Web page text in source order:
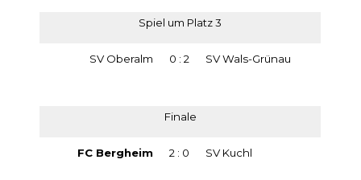
Spiel um Platz 3
SV Oberalm 0 : 2 SV Wals-Grünau
Finale
FC Bergheim 2 : 0 SV Kuchl